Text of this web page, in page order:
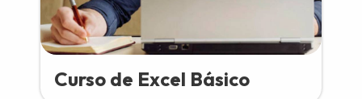
Curso de Excel Básico